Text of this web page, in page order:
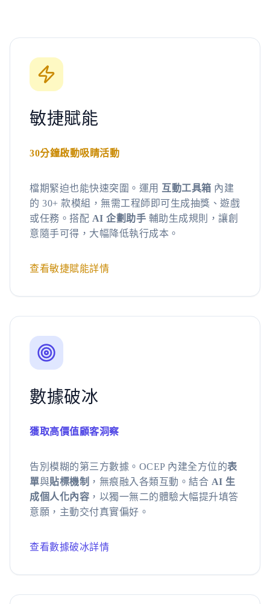
敏捷賦能
30分鐘啟動吸睛活動
檔期緊迫也能快速突圍。運用 互動工具箱 內建
的 30+ 款模組，無需工程師即可生成抽獎、遊戲
或任務。搭配 AI 企劃助手 輔助生成規則，讓創
意隨手可得，大幅降低執行成本。
查看敏捷賦能詳情
數據破冰
獲取高價值顧客洞察
告別模糊的第三方數據。OCEP 內建全方位的表
單與貼標機制 ，無痕融入各類互動。結合 AI 生
成個人化內容 ，以獨一無二的體驗大幅提升填答
意願，主動交付真實偏好。
查看數據破冰詳情